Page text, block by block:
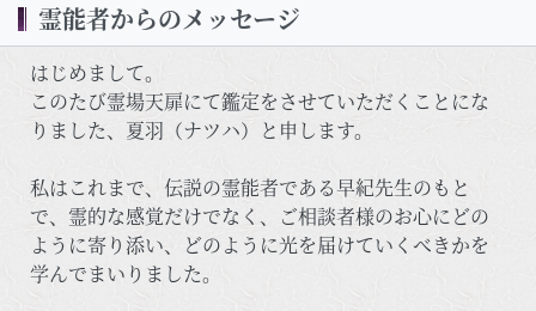
霊能者からのメッセージ
はじめまして。
このたび霊場天扉にて鑑定をさせていただくことにな
りました、夏羽（ナツハ）と申します。
私はこれまで、伝説の霊能者である早紀先生のもと
で、霊的な感覚だけでなく、ご相談者様のお心にどの
ように寄り添い、どのように光を届けていくべきかを
学んでまいりました。